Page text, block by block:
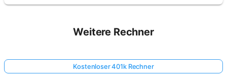
Stellen
Weitere Rechner
Kostenloser 401k Rechner